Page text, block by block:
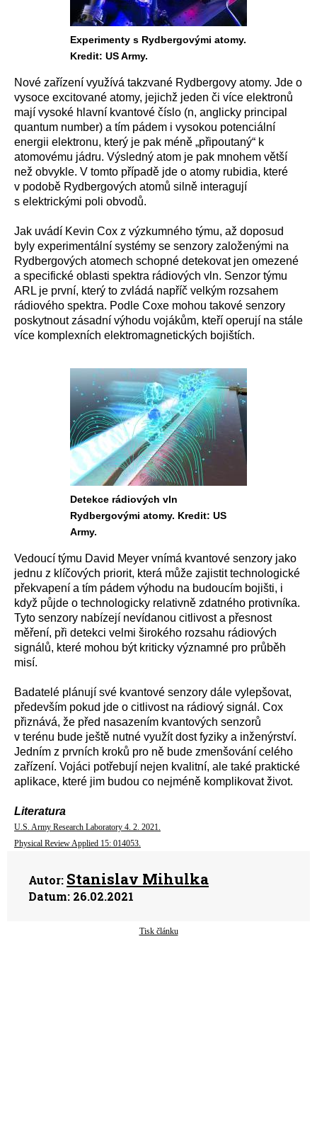
Experimenty s Rydbergovými atomy.
Kredit: US Army.
Nové zařízení využívá takzvané Rydbergovy atomy. Jde o
vysoce excitované atomy, jejichž jeden či více elektronů
mají vysoké hlavní kvantové číslo (n, anglicky principal
quantum number) a tím pádem i vysokou potenciální
energii elektronu, který je pak méně „připoutaný“ k
atomovému jádru. Výsledný atom je pak mnohem větší
než obvykle. V tomto případě jde o atomy rubidia, které
v podobě Rydbergových atomů silně interagují
s elektrickými poli obvodů.
Jak uvádí Kevin Cox z výzkumného týmu, až doposud
byly experimentální systémy se senzory založenými na
Rydbergových atomech schopné detekovat jen omezené
a specifické oblasti spektra rádiových vln. Senzor týmu
ARL je první, který to zvládá napříč velkým rozsahem
rádiového spektra. Podle Coxe mohou takové senzory
poskytnout zásadní výhodu vojákům, kteří operují na stále
více komplexních elektromagnetických bojištích.
Detekce rádiových vln
Rydbergovými atomy. Kredit: US
Army.
Vedoucí týmu David Meyer vnímá kvantové senzory jako
jednu z klíčových priorit, která může zajistit technologické
překvapení a tím pádem výhodu na budoucím bojišti, i
když půjde o technologicky relativně zdatného protivníka.
Tyto senzory nabízejí nevídanou citlivost a přesnost
měření, při detekci velmi širokého rozsahu rádiových
signálů, které mohou být kriticky významné pro průběh
misí.
Badatelé plánují své kvantové senzory dále vylepšovat,
především pokud jde o citlivost na rádiový signál. Cox
přiznává, že před nasazením kvantových senzorů
v terénu bude ještě nutné využít dost fyziky a inženýrství.
Jedním z prvních kroků pro ně bude zmenšování celého
zařízení. Vojáci potřebují nejen kvalitní, ale také praktické
aplikace, které jim budou co nejméně komplikovat život.
Literatura
U.S. Army Research Laboratory 4. 2. 2021.
Physical Review Applied 15: 014053.
Autor: Stanislav Mihulka
Datum: 26.02.2021
Tisk článku